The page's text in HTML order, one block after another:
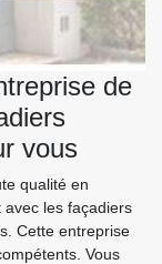
de
vous
qualité en
les façadiers
Cette entreprise
Vous